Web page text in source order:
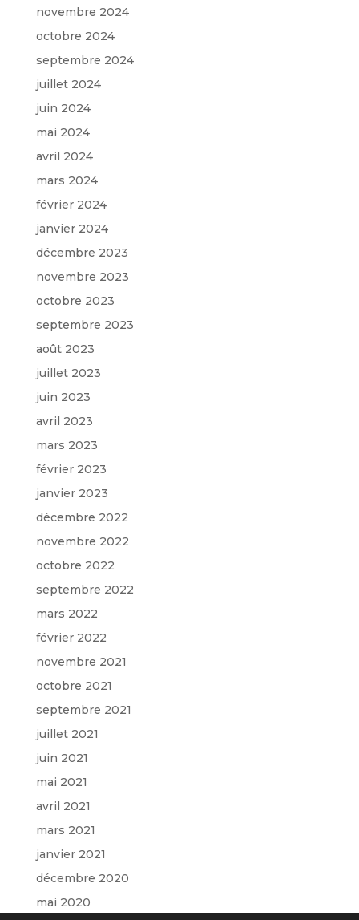
novembre 2024
octobre 2024
septembre 2024
juillet 2024
juin 2024
mai 2024
avril 2024
mars 2024
février 2024
janvier 2024
décembre 2023
novembre 2023
octobre 2023
septembre 2023
août 2023
juillet 2023
juin 2023
avril 2023
mars 2023
février 2023
janvier 2023
décembre 2022
novembre 2022
octobre 2022
septembre 2022
mars 2022
février 2022
novembre 2021
octobre 2021
septembre 2021
juillet 2021
juin 2021
mai 2021
avril 2021
mars 2021
janvier 2021
décembre 2020
mai 2020